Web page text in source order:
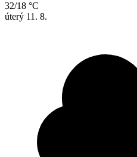
32/18 °C
úterý 11. 8.